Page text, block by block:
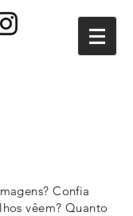
Confia
vêem? Quanto